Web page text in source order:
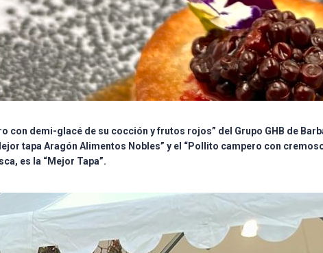
con demi-glacé de su cocción y frutos rojos” del Grupo GHB de
tapa Aragón Alimentos Nobles” y el “Pollito campero con
es la “Mejor Tapa”.